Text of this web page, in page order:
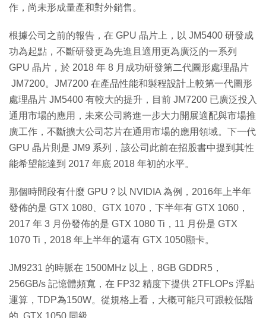
作，尚未形成量產和對外銷售。
根據公司之前的報告，在 GPU 晶片上，以 JM5400 研發成
功為起點，不斷研發更為先進且適用更為廣泛的一系列
GPU 晶片，於 2018 年 8 月成功研發第二代圖形處理晶片
JM7200。JM7200 在產品性能和製程設計上較第一代圖形
處理晶片 JM5400 有較大的提升，目前 JM7200 已廣泛投入
通用市場的應用，未來公司將進一步大力開展適配與市場推
廣工作，不斷擴大公司芯片在通用市場的應用領域。下一代
GPU 晶片則是 JM9 系列，該公司此前在招股書中提到其性
能希望能達到 2017 年底 2018 年初的水平。
那個時間段有什麼 GPU？以 NVIDIA 為例，2016年上半年
發佈的是 GTX 1080、GTX 1070，下半年有 GTX 1060，
2017 年 3 月份發佈的是 GTX 1080 Ti，11 月份是 GTX
1070 Ti，2018 年上半年的還有 GTX 1050顯卡。
JM9231 的時脈在 1500MHz 以上，8GB GDDR5，
256GB/s 記憶體頻寬，在 FP32 精度下提供 2TFLOPs 浮點
運算，TDP為150W。從規格上看，大概可能只可跟較低階
的 GTX 1050 同級。